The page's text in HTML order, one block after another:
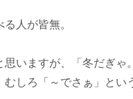
人が皆無。
思いますが、「冬だぎゃ
むしろ「～でさぁ」と